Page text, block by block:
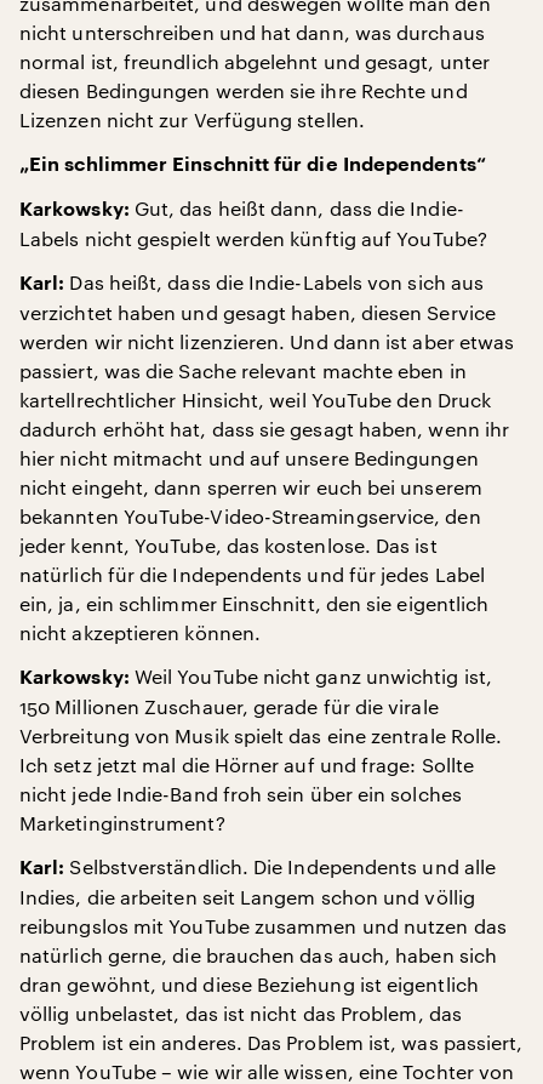
nicht unterschreiben und hat dann, was durchaus
normal ist, freundlich abgelehnt und gesagt, unter
diesen Bedingungen werden sie ihre Rechte und
Lizenzen nicht zur Verfügung stellen.
„Ein schlimmer Einschnitt für die Independents“
Karkowsky: Gut, das heißt dann, dass die Indie-
Labels nicht gespielt werden künftig auf YouTube?
Karl: Das heißt, dass die Indie-Labels von sich aus
verzichtet haben und gesagt haben, diesen Service
werden wir nicht lizenzieren. Und dann ist aber etwas
passiert, was die Sache relevant machte eben in
kartellrechtlicher Hinsicht, weil YouTube den Druck
dadurch erhöht hat, dass sie gesagt haben, wenn ihr
hier nicht mitmacht und auf unsere Bedingungen
nicht eingeht, dann sperren wir euch bei unserem
bekannten YouTube-Video-Streamingservice, den
jeder kennt, YouTube, das kostenlose. Das ist
natürlich für die Independents und für jedes Label
ein, ja, ein schlimmer Einschnitt, den sie eigentlich
nicht akzeptieren können.
Karkowsky: Weil YouTube nicht ganz unwichtig ist,
150 Millionen Zuschauer, gerade für die virale
Verbreitung von Musik spielt das eine zentrale Rolle.
Ich setz jetzt mal die Hörner auf und frage: Sollte
nicht jede Indie-Band froh sein über ein solches
Marketinginstrument?
Karl: Selbstverständlich. Die Independents und alle
Indies, die arbeiten seit Langem schon und völlig
reibungslos mit YouTube zusammen und nutzen das
natürlich gerne, die brauchen das auch, haben sich
dran gewöhnt, und diese Beziehung ist eigentlich
völlig unbelastet, das ist nicht das Problem, das
Problem ist ein anderes. Das Problem ist, was passiert,
wenn YouTube – wie wir alle wissen, eine Tochter von